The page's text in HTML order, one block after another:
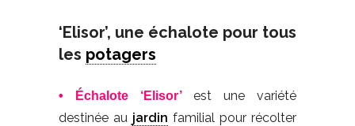
‘Elisor’, une échalote pour tous
les potagers
• Échalote ‘Elisor’est une variété
destinée au jardin familial pour récolter